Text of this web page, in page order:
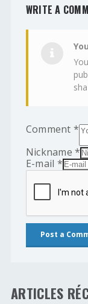
WRITE A
Comment *
Nickname*
E-mail *
ARTICLES